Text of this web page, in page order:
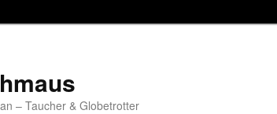
– Taucher & Globetrotter